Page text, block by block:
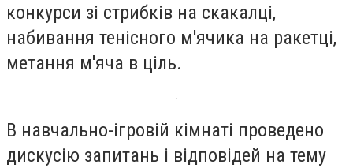
конкурси зі стрибків на скакалці,
набивання тенісного м'ячика на ракетці,
метання м'яча в ціль.
В навчально-ігровій кімнаті проведено
дискусію запитань і відповідей на тему